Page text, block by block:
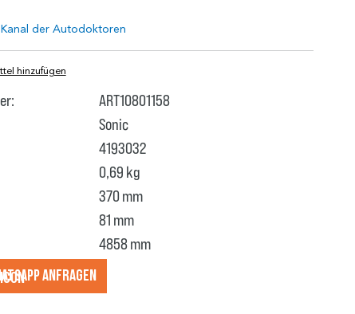
hinzufügen
ART10801158
Sonic
4193032
0,69 kg
370 mm
81 mm
4858 mm
anfragеn